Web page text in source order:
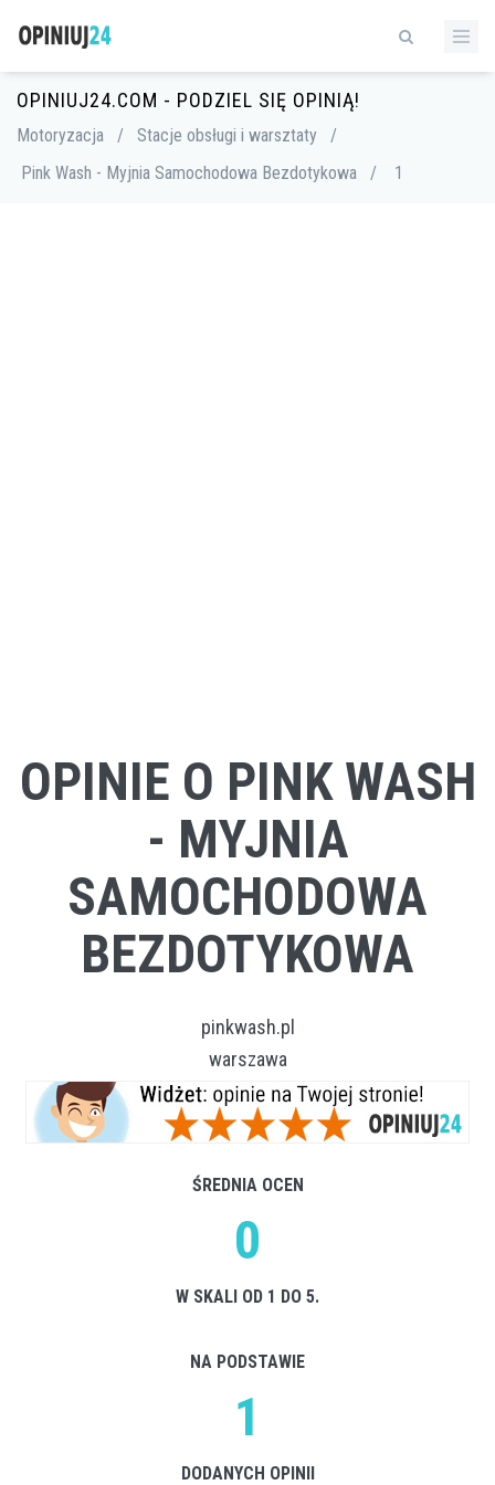
OPINIUJ24.COM - PODZIEL SIĘ OPINIĄ!
Motoryzacja / Stacje obsługi i warsztaty
/
Pink Wash - Myjnia Samochodowa Bezdotykowa
/ 1
OPINIE O PINK WASH
- MYJNIA
SAMOCHODOWA
BEZDOTYKOWA
pinkwash.pl
warszawa
ŚREDNIA OCEN
0
W SKALI OD 1 DO 5.
NA PODSTAWIE
1
DODANYCH OPINII